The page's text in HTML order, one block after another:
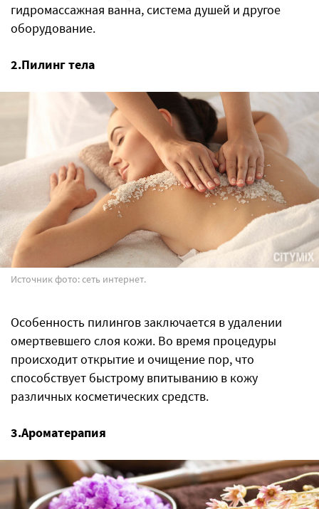
гидромассажная ванна, система душей и другое
оборудование.
2.Пилинг тела
Источник фото: сеть интернет.
Особенность пилингов заключается в удалении
омертвевшего слоя кожи. Во время процедуры
происходит открытие и очищение пор, что
способствует быстрому впитыванию в кожу
различных косметических средств.
3.Ароматерапия